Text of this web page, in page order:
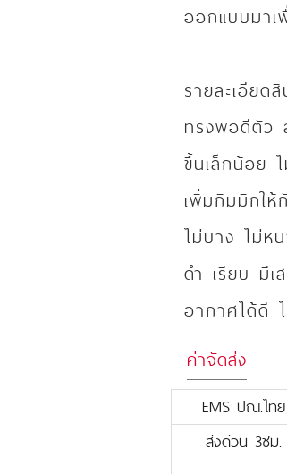
ออกแบบมาเ
รายละเอีย
ทรงพอดีตัว
ขึ้นเล็กน้อย
เพิ่มกิมมิกใ
ไม่บาง ไม่ห
ดำ เรียบ มี
อากาศได้ดี
ค่าจัดส่ง
EMS ปณ.ไทย
ส่งด่วน 3ชม.